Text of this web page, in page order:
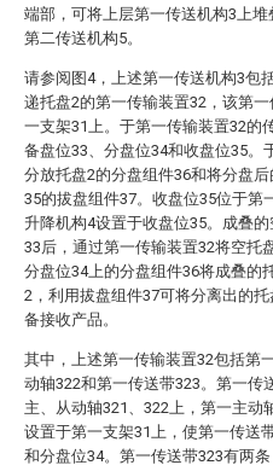
端部，可将上层第一传送机构3上
第二传送机构5。
请参阅图4，上述第一传送机构3包
递托盘2的第一传输装置32，该第
一支架31上。于第一传输装置32的
备盘位33、分盘位34和收盘位35。
分放托盘2的分盘组件36和将分盘
35的拔盘组件37。收盘位35位于第
升降机构4设置于收盘位35。成叠
33后，通过第一传输装置32将空托
分盘位34上的分盘组件36将成叠的
2，利用拔盘组件37可将分离出的
备接收产品。
其中，上述第一传输装置32包括第
动轴322和第一传送带323。第一传
主、从动轴321、322上，第一主动
设置于第一支架31上，使第一传送
和分盘位34。第一传送带323有两